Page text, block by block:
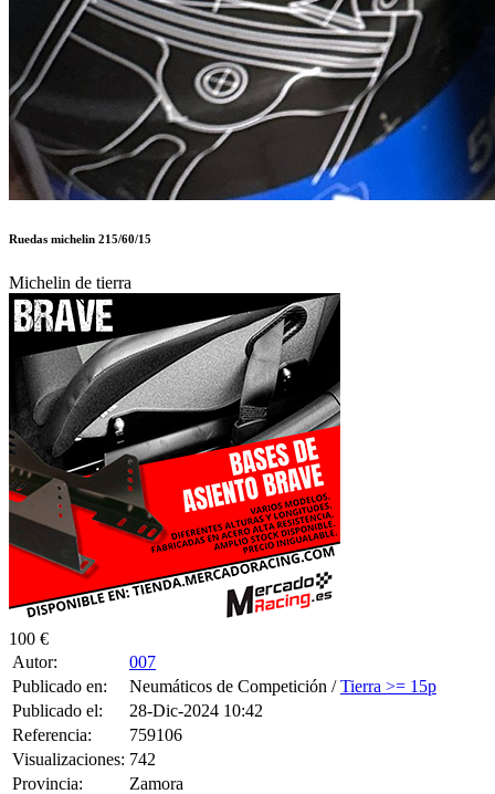
Ruedas michelin 215/60/15
Michelin de tierra
100 €
Autor:
007
Publicado en:
Neumáticos de Competición /Tierra >= 15p
Publicado el:
28-Dic-2024 10:42
Referencia:
759106
Visualizaciones: 742
Provincia:
Zamora